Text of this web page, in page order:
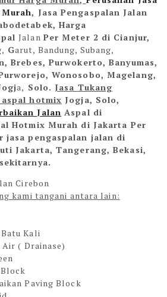
Murah, Jasa Pengaspalan Jalan
, Harga
Jalan Per Meter 2 di Cianjur,
Garut, Bandung, Subang,
Brebes, Purwokerto, Banyumas,
Wonosobo, Magelang,
a, Solo. Jasa Tukang
hotmix Jogja, Solo,
Jalan Aspal di
Hotmix Murah di Jakarta Per
jasa pengaspalan jalan di
Jakarta, Tangerang, Bekasi,
Cirebon
kami tangani antara lain:
Kali
( Drainase)
Paving Block